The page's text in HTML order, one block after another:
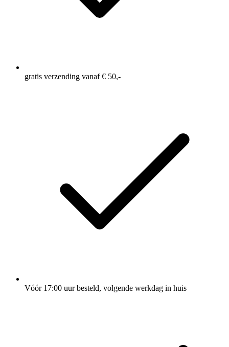
gratis verzending vanaf € 50,-
Vóór 17:00 uur besteld, volgende werkdag in huis